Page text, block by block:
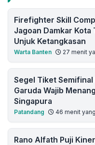
Firefighter Skill
Jagoan Damkar Kota
Unjuk Ketangkasan
Warta Banten 27 menit
Segel Tiket Semifinal
Garuda Wajib
Singapura
Patandang 46 menit
Rano Alfath Puji